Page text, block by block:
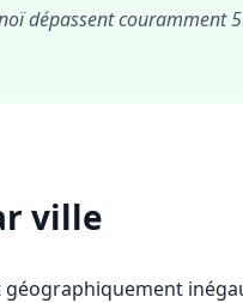
dépassent couramment
ville